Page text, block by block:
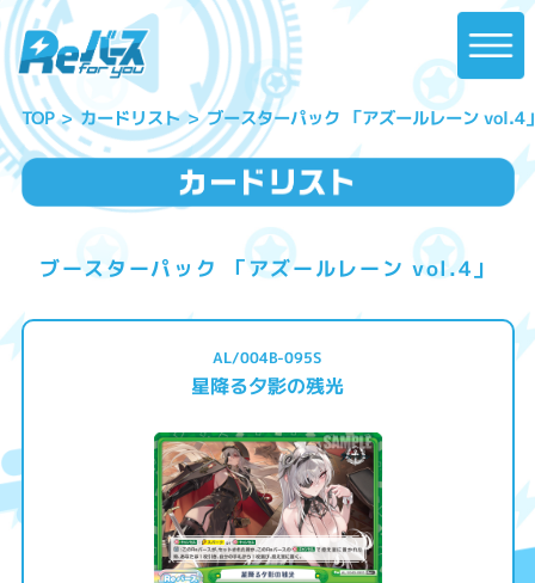
TOP カードリスト ブースターパック 「アズールレーン vol.4
ブースターパック 「アズールレーン vol.4」
AL/004B-095S
星降る夕影の残光